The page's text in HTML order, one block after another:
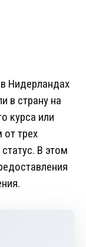
Нидерландах
в страну на
курса или
трех
В этом